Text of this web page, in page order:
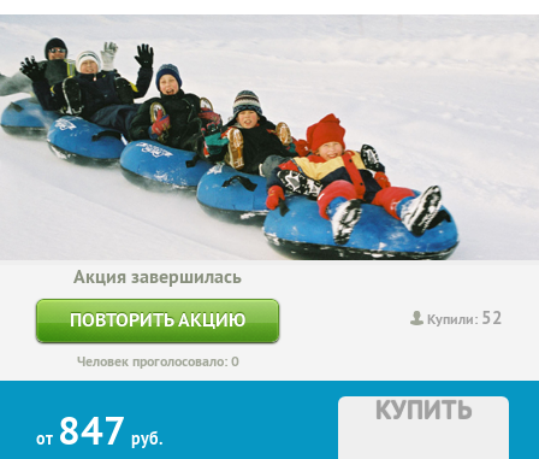
Купили: 52
Акция завершилась
ПОВТОРИТЬ АКЦИЮ
Человек проголосовало: 0
от 847 руб.
КУПИТЬ